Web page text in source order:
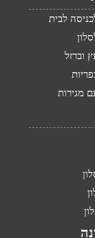
לבית
וברזל
מגירות